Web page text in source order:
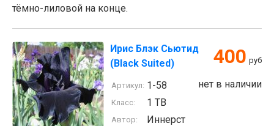
тёмно-лиловой на конце.
Ирис Блэк Сьютид
(Black Suited)
400 руб
нет в наличии
Артикул: 1-58
Класс: 1 TB
Автор: Иннерст